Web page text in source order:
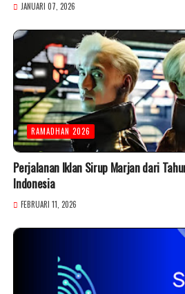
JANUARI 07, 2026
RAMADHAN 2026
Perjalanan Iklan Sirup Marjan dari
Indonesia
FEBRUARI 11, 2026